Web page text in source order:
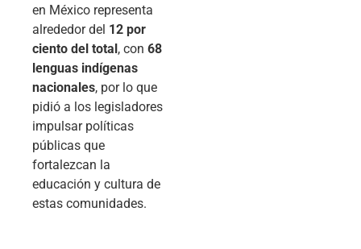
en México representa
alrededor del 12 por
ciento del total, con 68
lenguas indígenas
nacionales, por lo que
pidió a los legisladores
impulsar políticas
públicas que
fortalezcan la
educación y cultura de
estas comunidades.